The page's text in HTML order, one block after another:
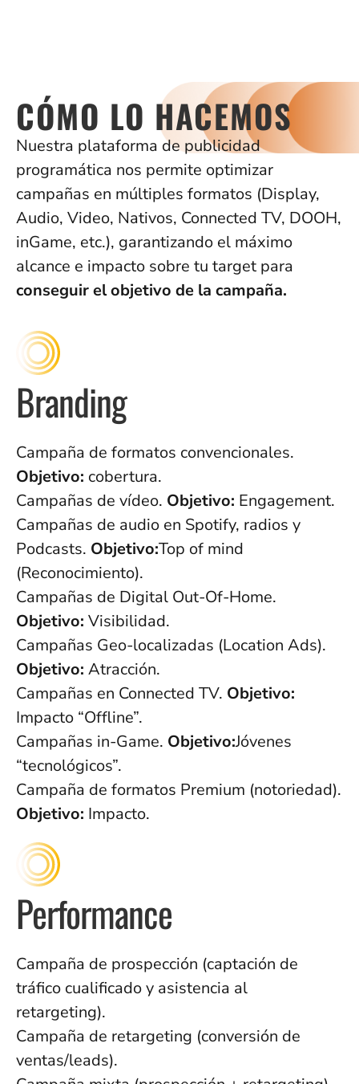
CÓMO LO HACEMOS
Nuestra plataforma de publicidad
programática nos permite optimizar
campañas en múltiples formatos (Display,
Audio, Video, Nativos, Connected TV, DOOH,
inGame, etc.), garantizando el máximo
alcance e impacto sobre tu target para
conseguir el objetivo de la campaña.
Branding
Campaña de formatos convencionales.
Objetivo: cobertura.
Campañas de vídeo. Objetivo: Engagement.
Campañas de audio en Spotify, radios y
Podcasts. Objetivo:Top of mind
(Reconocimiento).
Campañas de Digital Out-Of-Home.
Objetivo: Visibilidad.
Campañas Geo-localizadas (Location Ads).
Objetivo: Atracción.
Campañas en Connected TV. Objetivo:
Impacto “Offline”.
Campañas in-Game. Objetivo:Jóvenes
“tecnológicos”.
Campaña de formatos Premium (notoriedad).
Objetivo: Impacto.
Performance
Campaña de prospección (captación de
tráfico cualificado y asistencia al
retargeting).
Campaña de retargeting (conversión de
ventas/leads).